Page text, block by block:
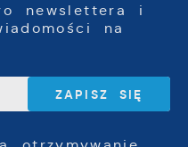
newslettera i
na